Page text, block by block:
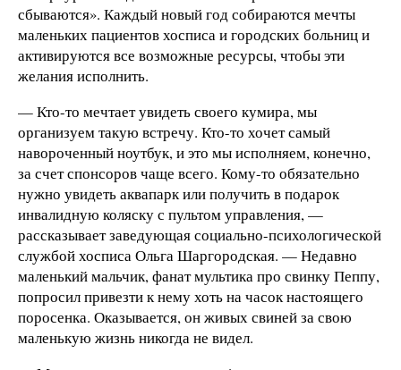
сбываются». Каждый новый год собираются мечты
маленьких пациентов хосписа и городских больниц и
активируются все возможные ресурсы, чтобы эти
желания исполнить.
— Кто-то мечтает увидеть своего кумира, мы
организуем такую встречу. Кто-то хочет самый
навороченный ноутбук, и это мы исполняем, конечно,
за счет спонсоров чаще всего. Кому-то обязательно
нужно увидеть аквапарк или получить в подарок
инвалидную коляску с пультом управления, —
рассказывает заведующая социально-психологической
службой хосписа Ольга Шаргородская. — Недавно
маленький мальчик, фанат мультика про свинку Пеппу,
попросил привезти к нему хоть на часок настоящего
поросенка. Оказывается, он живых свиней за свою
маленькую жизнь никогда не видел.